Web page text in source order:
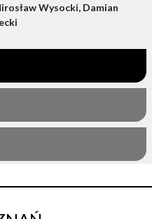
Wysocki, Damian